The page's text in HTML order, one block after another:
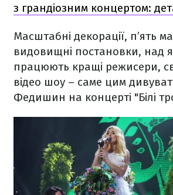
з грандіозним концертом:
Масштабні декорації, п’ять
видовищні постановки, над
працюють кращі режисери,
відео шоу – саме цим
Федишин на концерті "Білі